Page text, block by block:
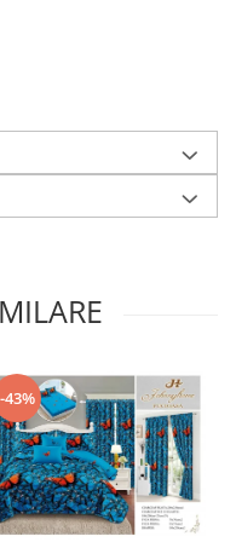
-43%